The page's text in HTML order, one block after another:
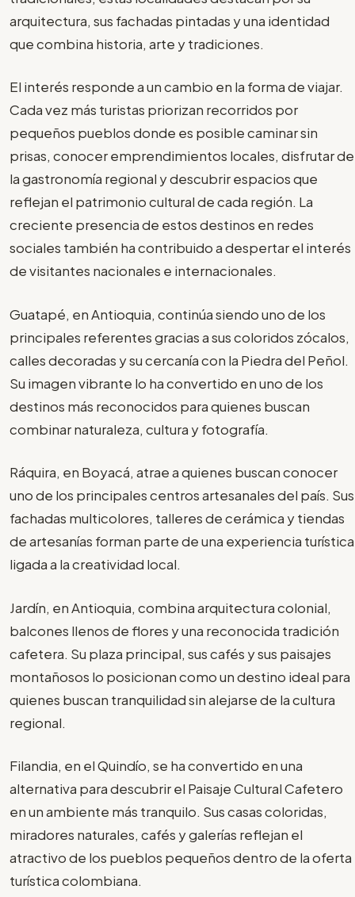
arquitectura, sus fachadas pintadas y una identidad
que combina historia, arte y tradiciones.
El interés responde a un cambio en la forma de viajar.
Cada vez más turistas priorizan recorridos por
pequeños pueblos donde es posible caminar sin
prisas, conocer emprendimientos locales, disfrutar de
la gastronomía regional y descubrir espacios que
reflejan el patrimonio cultural de cada región. La
creciente presencia de estos destinos en redes
sociales también ha contribuido a despertar el interés
de visitantes nacionales e internacionales.
Guatapé, en Antioquia, continúa siendo uno de los
principales referentes gracias a sus coloridos zócalos,
calles decoradas y su cercanía con la Piedra del Peñol.
Su imagen vibrante lo ha convertido en uno de los
destinos más reconocidos para quienes buscan
combinar naturaleza, cultura y fotografía.
Ráquira, en Boyacá, atrae a quienes buscan conocer
uno de los principales centros artesanales del país. Sus
fachadas multicolores, talleres de cerámica y tiendas
de artesanías forman parte de una experiencia turística
ligada a la creatividad local.
Jardín, en Antioquia, combina arquitectura colonial,
balcones llenos de flores y una reconocida tradición
cafetera. Su plaza principal, sus cafés y sus paisajes
montañosos lo posicionan como un destino ideal para
quienes buscan tranquilidad sin alejarse de la cultura
regional.
Filandia, en el Quindío, se ha convertido en una
alternativa para descubrir el Paisaje Cultural Cafetero
en un ambiente más tranquilo. Sus casas coloridas,
miradores naturales, cafés y galerías reflejan el
atractivo de los pueblos pequeños dentro de la oferta
turística colombiana.